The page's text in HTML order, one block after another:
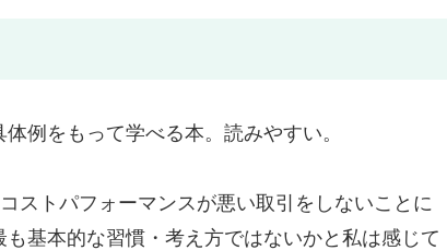
例をもって学べる本。読みやすい。
ストパフォーマンスが悪い取引をしないことに
基本的な習慣・考え方ではないかと私は感じて